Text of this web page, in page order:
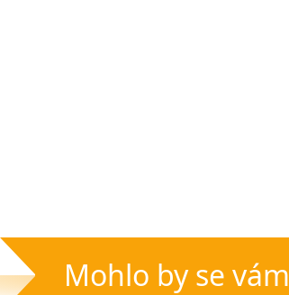
Mohlo by se vám